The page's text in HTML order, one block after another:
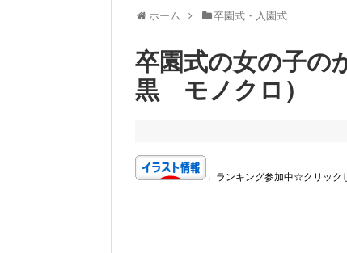
ホーム 卒園式・入園式
卒園式の女の子の
黒 モノクロ）
←ランキング参加中☆クリック